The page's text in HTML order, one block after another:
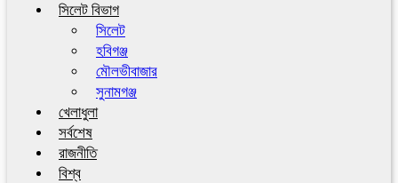
সিলেট বিভাগ
সিলেট
হবিগঞ্জ
মৌলভীবাজার
সুনামগঞ্জ
খেলাধুলা
সর্বশেষ
রাজনীতি
বিশ্ব